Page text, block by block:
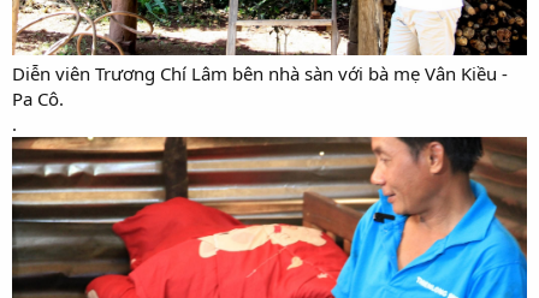
Diễn viên Trương Chí Lâm bên nhà sàn với bà mẹ Vân Kiều -
Pa Cô.
.